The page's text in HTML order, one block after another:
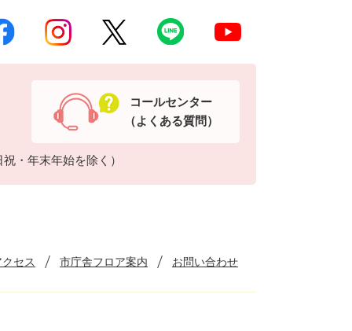
・年末年始を除く）
コールセンター
（よくある質問）
セス 市庁舎フロア案内 お問い合わせ